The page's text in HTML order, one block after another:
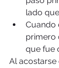
lado
Cuando
primero
que fue
Al acostarse